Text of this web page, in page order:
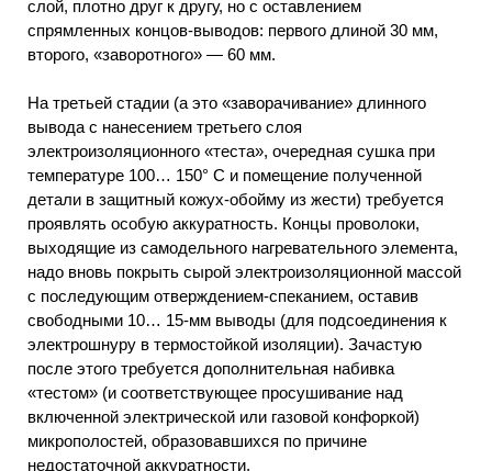
слой, плотно друг к другу, но с оставлением
спрямленных концов-выводов: первого длиной 30 мм,
второго, «заворотного» — 60 мм.
На третьей стадии (а это «заворачивание» длинного
вывода с нанесением третьего слоя
электроизоляционного «теста», очередная сушка при
температуре 100… 150° С и помещение полученной
детали в защитный кожух-обойму из жести) требуется
проявлять особую аккуратность. Концы проволоки,
выходящие из самодельного нагревательного элемента,
надо вновь покрыть сырой электроизоляционной массой
с последующим отверждением-спеканием, оставив
свободными 10… 15-мм выводы (для подсоединения к
электрошнуру в термостойкой изоляции). Зачастую
после этого требуется дополнительная набивка
«тестом» (и соответствующее просушивание над
включенной электрической или газовой конфоркой)
микрополостей, образовавшихся по причине
недостаточной аккуратности.